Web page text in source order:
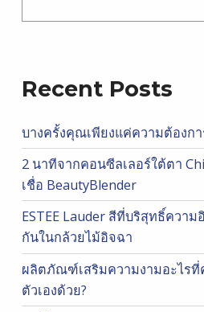
Recent Posts
บางครั้งคุณเพียงแค่ความต้องก
2 นาทีจากคอนซีลเลอร์ใต้ตา
เชื่อ BeautyBlender
ESTEE Lauder สีที่บริสุทธิ์ควา
กันในกล้วยไม้อิจฉา
ผลิตภัณฑ์เสริมความงามอะไร
ตัวเองด้วย?